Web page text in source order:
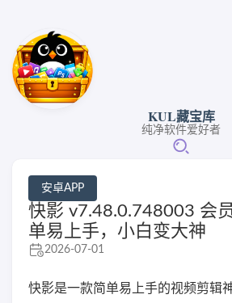
KUL藏宝库
纯净软件爱好者
安卓APP
快影 v7.48.0.748003 会
单易上手，小白变大神
2026-07-01
快影是一款简单易上手的视频剪辑